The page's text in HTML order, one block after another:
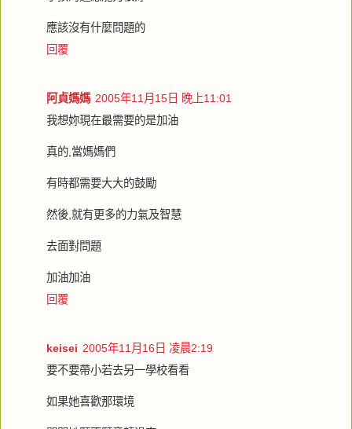
應該沒有什麼問題的
回覆
阿貞媽媽 2005年11月15日 晚上11:01
我想妳現在最需要的是加油
真的,當媽媽們
有時都需要大大的鼓勵
然後,就有更多的力氣及智慧
去面對問題
加油加油
回覆
keisei 2005年11月16日 凌晨2:19
要不要帶小若去另一學校看看
如果她喜歡那環境